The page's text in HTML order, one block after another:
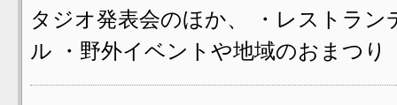
タジオ発表会のほか、 ・レストラ
ル ・野外イベントや地域のおまつ